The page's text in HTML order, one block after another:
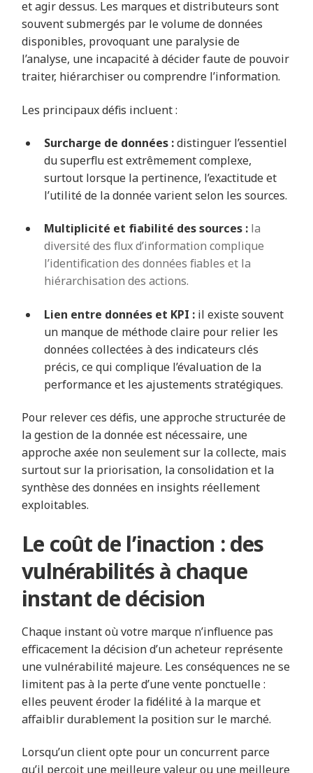
et agir dessus. Les marques et distributeurs sont
souvent submergés par le volume de données
disponibles, provoquant une paralysie de
l’analyse, une incapacité à décider faute de pouvoir
traiter, hiérarchiser ou comprendre l’information.
Les principaux défis incluent :
Surcharge de données :distinguer l’essentiel
du superflu est extrêmement complexe,
surtout lorsque la pertinence, l’exactitude et
l’utilité de la donnée varient selon les sources.
Multiplicité et fiabilité des sources : la
diversité des flux d’information complique
l’identification des données fiables et la
hiérarchisation des actions.
Lien entre données et KPI : il existe souvent
un manque de méthode claire pour relier les
données collectées à des indicateurs clés
précis, ce qui complique l’évaluation de la
performance et les ajustements stratégiques.
Pour relever ces défis, une approche structurée de
la gestion de la donnée est nécessaire, une
approche axée non seulement sur la collecte, mais
surtout sur la priorisation, la consolidation et la
synthèse des données en insights réellement
exploitables.
Le coût de l’inaction : des
vulnérabilités à chaque
instant de décision
Chaque instant où votre marque n’influence pas
efficacement la décision d’un acheteur représente
une vulnérabilité majeure. Les conséquences ne se
limitent pas à la perte d’une vente ponctuelle :
elles peuvent éroder la fidélité à la marque et
affaiblir durablement la position sur le marché.
Lorsqu’un client opte pour un concurrent parce
qu’il perçoit une meilleure valeur ou une meilleure